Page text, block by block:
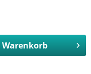
Warenkorb